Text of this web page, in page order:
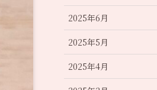
2025年6月
2025年5月
2025年4月